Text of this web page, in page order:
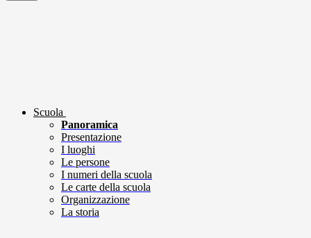
Scuola
Panoramica
Presentazione
I luoghi
Le persone
I numeri della scuola
Le carte della scuola
Organizzazione
La storia